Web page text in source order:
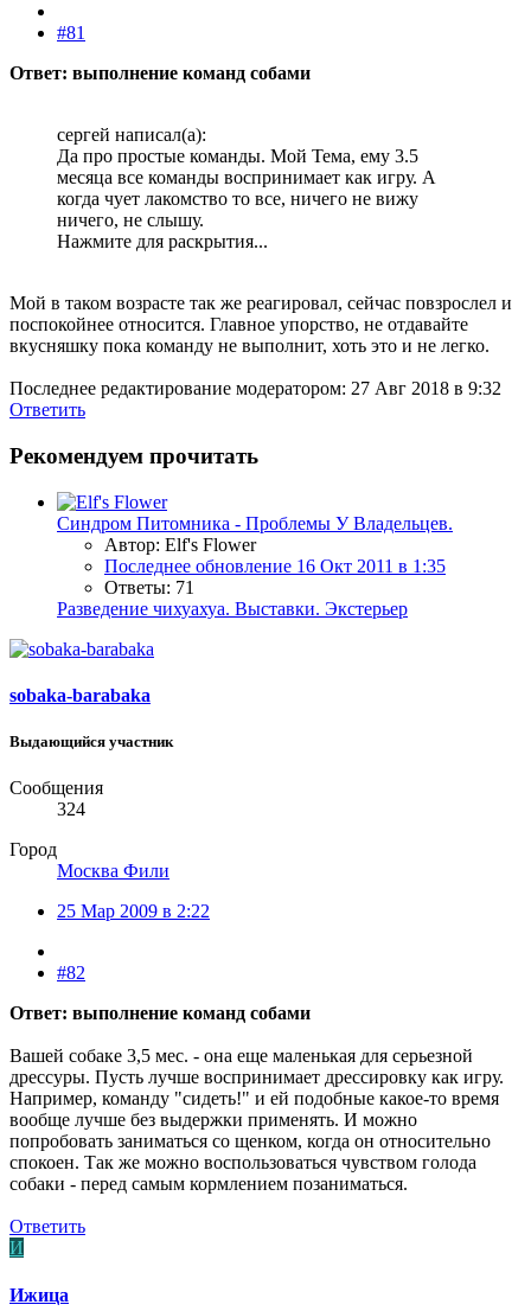
#81
Ответ: выполнение команд собами
сергей написал(а):
Да про простые команды. Мой Тема, ему 3.5
месяца все команды воспринимает как игру. А
когда чует лакомство то все, ничего не вижу
ничего, не слышу.
Нажмите для раскрытия...
Мой в таком возрасте так же реагировал, сейчас повзрослел и
поспокойнее относится. Главное упорство, не отдавайте
вкусняшку пока команду не выполнит, хоть это и не легко.
Последнее редактирование модератором: 27 Авг 2018 в 9:32
Ответить
Рекомендуем прочитать
Синдром Питомника - Проблемы У Владельцев.
Автор: Elf's Flower
Последнее обновление 16 Окт 2011 в 1:35
Ответы: 71
Разведение чихуахуа. Выставки. Экстерьер
sobaka-barabaka
Выдающийся участник
Сообщения
324
Город
Москва Фили
25 Мар 2009 в 2:22
#82
Ответ: выполнение команд собами
Вашей собаке 3,5 мес. - она еще маленькая для серьезной
дрессуры. Пусть лучше воспринимает дрессировку как игру.
Например, команду "сидеть!" и ей подобные какое-то время
вообще лучше без выдержки применять. И можно
попробовать заниматься со щенком, когда он относительно
спокоен. Так же можно воспользоваться чувством голода
собаки - перед самым кормлением позаниматься.
Ответить
И
Ижица